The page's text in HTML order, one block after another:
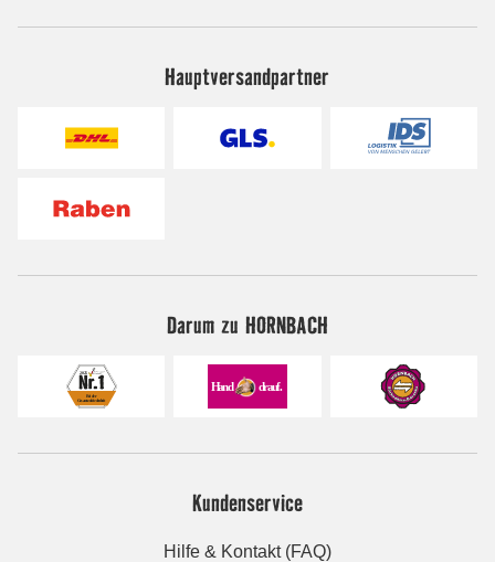
Hauptversandpartner
Darum zu HORNBACH
Kundenservice
Hilfe & Kontakt (FAQ)